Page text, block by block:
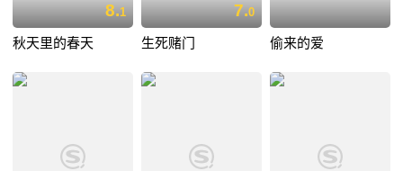
8.1
秋天里的春天
7.0
生死赌门 偷来的爱